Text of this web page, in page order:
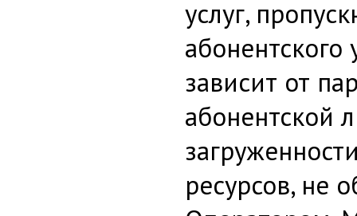
услуг,
абонентского
зависит от
абонентской
ресурсов, не